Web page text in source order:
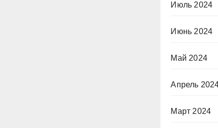
Июль 2024
Июнь 2024
Май 2024
Апрель
Март 2024